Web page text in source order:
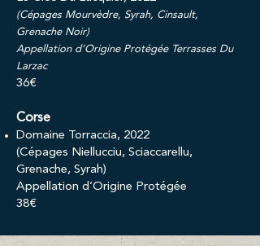
(Cépages Mourvèdre, Syrah, Cinsault,
Grenache Noir)
Appellation d’Origine Protégée Terrasses Du
Larzac
36€
Corse
Domaine Torraccia, 2022
(Cépages Niellucciu, Sciaccarellu,
Grenache, Syrah)
Appellation d’Origine Protégée
38€